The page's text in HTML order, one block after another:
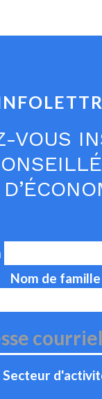
VOUS
Nom de famille
Secteur